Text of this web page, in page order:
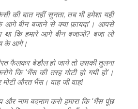
की बात नहीं सुनता, तब भी हमेशा यही
आगे बीन बजाने से क्या फ़ायदा'। आपसे
कि हमारे आगे बीन बजाओ? बजा लो
के आगे।
फैलकर बेडौल हो जाये तो उसकी तुलना
कि 'भैंस की तरह मोटी हो गयी हो'।
औरत भैंस। वाह जी वाह!
और नाम बदनाम करो हमारा कि 'भैंस पूंछ